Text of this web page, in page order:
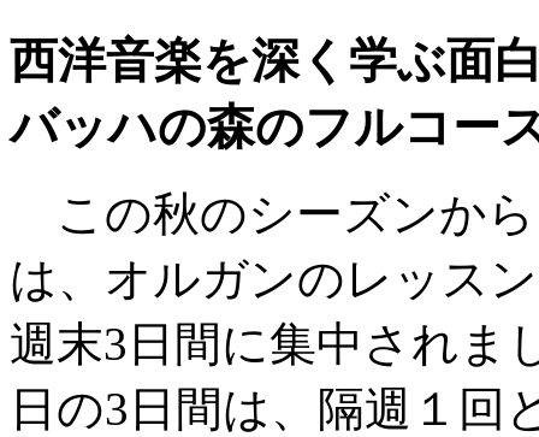
西洋音楽を深く学ぶ面
バッハの森のフルコー
この秋のシーズンか
は、オルガンのレッス
週末3日間に集中されま
日の3日間は、隔週１回